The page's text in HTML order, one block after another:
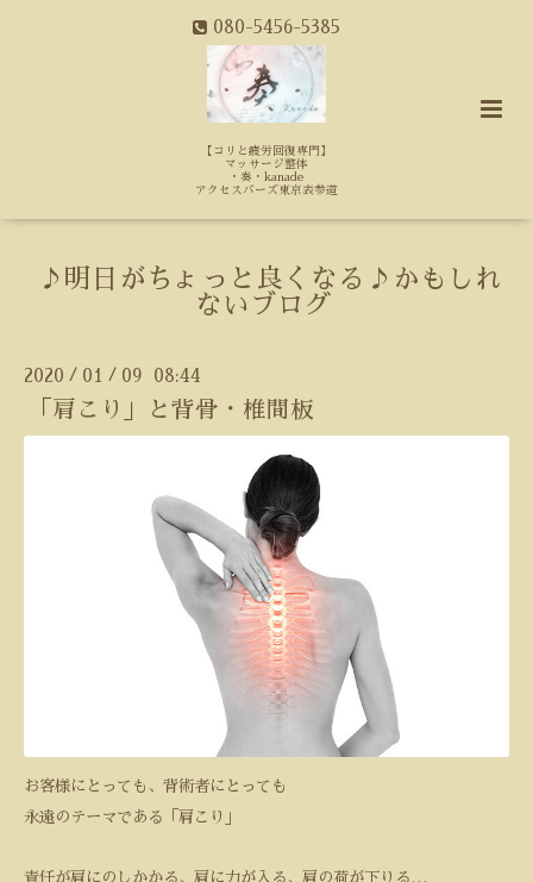
080-5456-5385
【コリと疲労回復専門】
マッサージ整体
・奏・kanade
アクセスバーズ東京表参道
♪明日がちょっと良くなる♪かもしれ
ないブログ
2020 / 01 / 09 08:44
「肩こり」と背骨・椎間板
お客様にとっても、背術者にとっても
永遠のテーマである「肩こり」
責任が肩にのしかかる、肩に力が入る、肩の荷が下りる …